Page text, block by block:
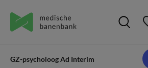
GZ-psycholoog Ad Interim